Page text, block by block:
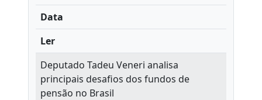
Data
Ler
Deputado Tadeu Veneri analisa
principais desafios dos fundos de
pensão no Brasil